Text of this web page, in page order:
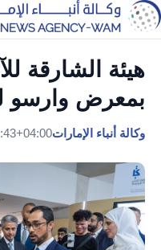
هيئة الشارقة
بمعرض وارسو
وكالة أنباء الإمارات